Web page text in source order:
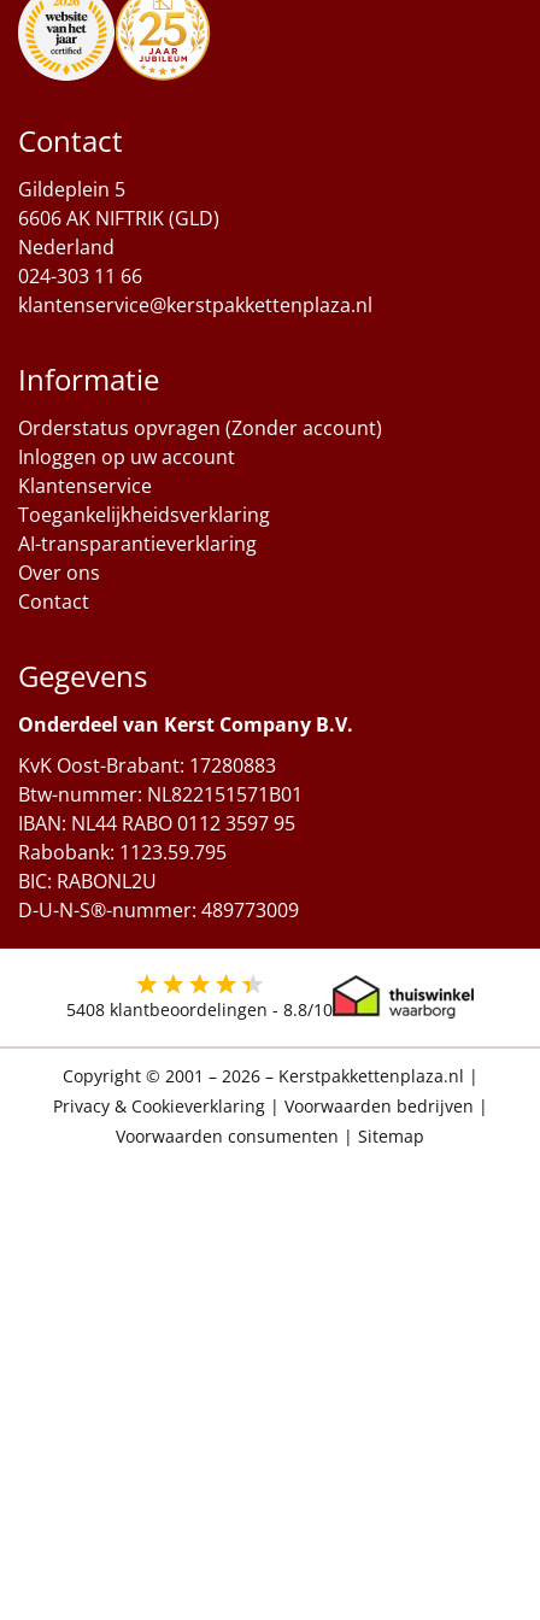
Sinterklaaspakketten
Kerstgeschenken 2026
Relatiegeschenken
Cadeaubon
Alle overige
Contact
Gildeplein 5
6606 AK NIFTRIK (GLD)
Nederland
024-303 11 66
klantenservice@kerstpakkettenplaza.nl
Informatie
Orderstatus opvragen (Zonder account)
Inloggen op uw account
Klantenservice
Toegankelijkheidsverklaring
AI-transparantieverklaring
Over ons
Contact
Gegevens
Onderdeel van Kerst Company B.V.
KvK Oost-Brabant: 17280883
Btw-nummer: NL822151571B01
IBAN: NL44 RABO 0112 3597 95
Rabobank: 1123.59.795
BIC: RABONL2U
D-U-N-S®-nummer: 489773009
5408 klantbeoordelingen - 8.8/10
Copyright © 2001 – 2026 – Kerstpakkettenplaza.nl |
Privacy & Cookieverklaring| Voorwaarden bedrijven |
Voorwaarden consumenten | Sitemap